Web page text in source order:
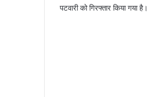
पटवारी को गिरफ्तार किया गया है।